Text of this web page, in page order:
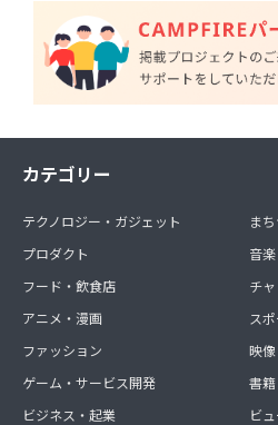
カテゴリー
テクノロジー・ガジェット
プロダクト
フード・飲食店
アニメ・漫画
ファッション
ゲーム・サービス開発
ビジネス・起業
ま
音楽
チ
ス
映
書
ビ